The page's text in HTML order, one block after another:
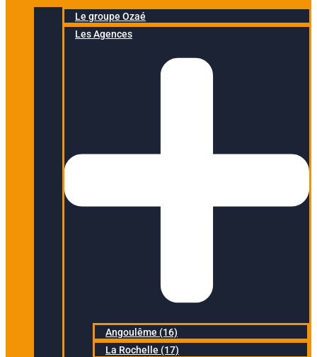
Le groupe Ozaé
Les Agences
Angoulême (16)
La Rochelle (17)